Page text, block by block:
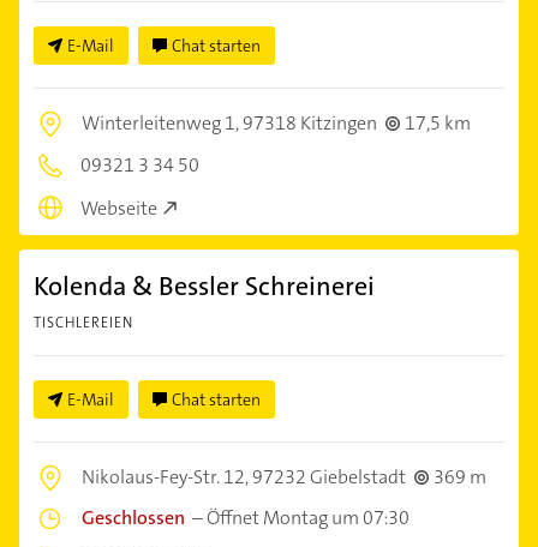
E-Mail Chat starten
Winterleitenweg 1,97318 Kitzingen
17,5 km
09321 3 34 50
Webseite
Kolenda & Bessler Schreinerei
TISCHLEREIEN
E-Mail Chat starten
Nikolaus-Fey-Str. 12,97232 Giebelstadt
369 m
Geschlossen –Öffnet Montag um 07:30